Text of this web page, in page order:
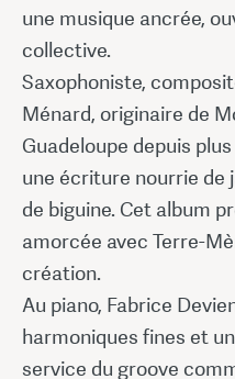
une musique ancrée,
collective.
Saxophoniste,
Ménard, originaire de
Guadeloupe depuis
une écriture nourrie de
de biguine. Cet album
amorcée avec Terre-
création.
Au piano, Fabrice
harmoniques fines et
service du groove